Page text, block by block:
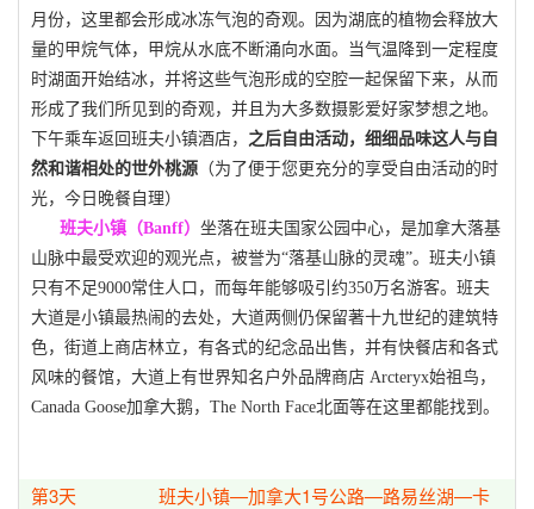
月份，这里都会形成冰冻气泡的奇观。因为湖底的植物会释放大
量的甲烷气体，甲烷从水底不断涌向水面。当气温降到一定程度
时湖面开始结冰，并将这些气泡形成的空腔一起保留下来，从而
形成了我们所见到的奇观，并且为大多数摄影爱好家梦想之地。
下午乘车返回班夫小镇酒店， 之后自由活动， 细细品味这人与自
然和谐相处的世外桃源 （为了便于您更充分的享受自由活动的时
光，今日晚餐自理）
班夫小镇（Banff） 坐落在班夫国家公园中心，是加拿大落基
山脉中最受欢迎的观光点，被誉为“落基山脉的灵魂”。班夫小镇
只有不足9000常住人口，而每年能够吸引约350万名游客。班夫
大道是小镇最热闹的去处，大道两侧仍保留著十九世纪的建筑特
色，街道上商店林立，有各式的纪念品出售，并有快餐店和各式
风味的餐馆，大道上有世界知名户外品牌商店 Arcteryx始祖鸟 ，
Canada Goose加拿大鹅， The North Face北面等在这里都能找到。
第3天
班夫小镇—加拿大1号公路—路易丝湖—卡